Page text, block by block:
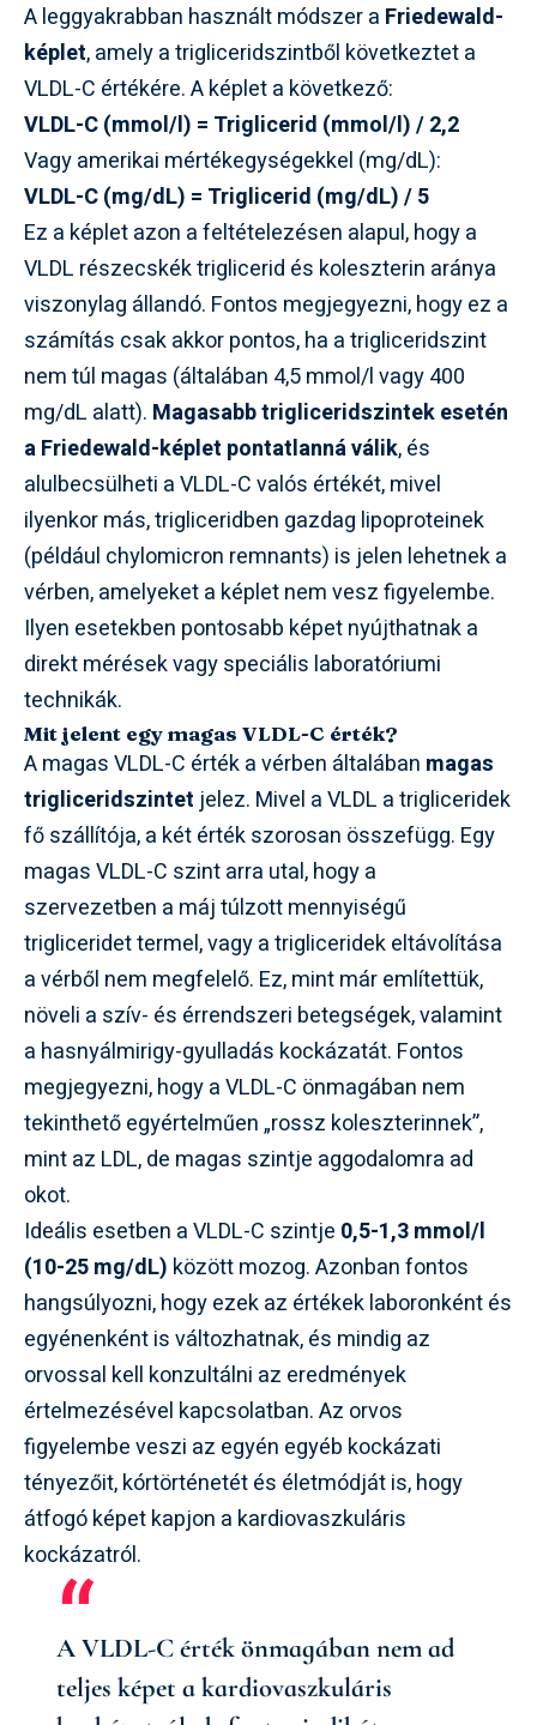
A leggyakrabban használt módszer a Friedewald-
képlet, amely a trigliceridszintből következtet a
VLDL-C értékére. A képlet a következő:
VLDL-C (mmol/l) = Triglicerid (mmol/l) / 2,2
Vagy amerikai mértékegységekkel (mg/dL):
VLDL-C (mg/dL) = Triglicerid (mg/dL) / 5
Ez a képlet azon a feltételezésen alapul, hogy a
VLDL részecskék triglicerid és koleszterin aránya
viszonylag állandó. Fontos megjegyezni, hogy ez a
számítás csak akkor pontos, ha a trigliceridszint
nem túl magas (általában 4,5 mmol/l vagy 400
mg/dL alatt). Magasabb trigliceridszintek esetén
a Friedewald-képlet pontatlanná válik, és
alulbecsülheti a VLDL-C valós értékét, mivel
ilyenkor más, trigliceridben gazdag lipoproteinek
(például chylomicron remnants) is jelen lehetnek a
vérben, amelyeket a képlet nem vesz figyelembe.
Ilyen esetekben pontosabb képet nyújthatnak a
direkt mérések vagy speciális laboratóriumi
technikák.
Mit jelent egy magas VLDL-C érték?
A magas VLDL-C érték a vérben általában magas
trigliceridszintet jelez. Mivel a VLDL a trigliceridek
fő szállítója, a két érték szorosan összefügg. Egy
magas VLDL-C szint arra utal, hogy a
szervezetben a máj túlzott mennyiségű
trigliceridet termel, vagy a trigliceridek eltávolítása
a vérből nem megfelelő. Ez, mint már említettük,
növeli a szív- és érrendszeri betegségek, valamint
a hasnyálmirigy-gyulladás kockázatát. Fontos
megjegyezni, hogy a VLDL-C önmagában nem
tekinthető egyértelműen „rossz koleszterinnek”,
mint az LDL, de magas szintje aggodalomra ad
okot.
Ideális esetben a VLDL-C szintje 0,5-1,3 mmol/l
(10-25 mg/dL) között mozog. Azonban fontos
hangsúlyozni, hogy ezek az értékek laboronként és
egyénenként is változhatnak, és mindig az
orvossal kell konzultálni az eredmények
értelmezésével kapcsolatban. Az orvos
figyelembe veszi az egyén egyéb kockázati
tényezőit, kórtörténetét és életmódját is, hogy
átfogó képet kapjon a kardiovaszkuláris
kockázatról.
A VLDL-C érték önmagában nem ad
teljes képet a kardiovaszkuláris